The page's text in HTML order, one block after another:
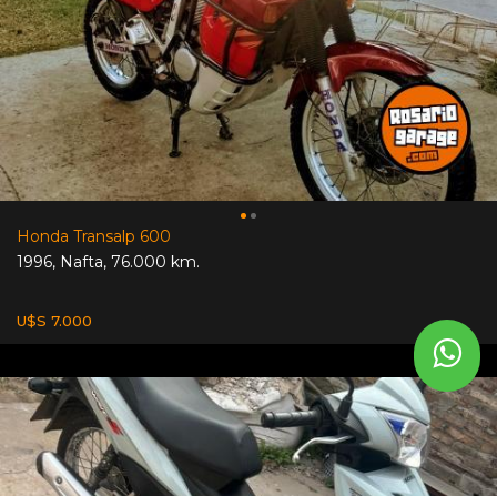
Honda Transalp 600
1996, Nafta, 76.000 km.
U$S 7.000